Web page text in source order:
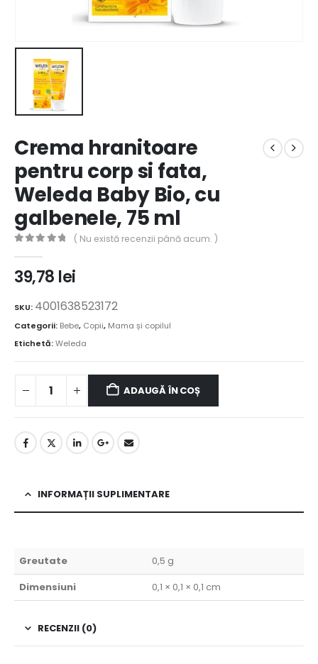
Crema hranitoare
pentru corp si fata,
Weleda Baby Bio, cu
galbenele, 75 ml
( Nu există recenzii până acum. )
39,78 lei
SKU: 4001638523172
Categorii: Bebe, Copii, Mama și copilul
Etichetă:Weleda
ADAUGĂ ÎN COȘ
INFORMAȚII SUPLIMENTARE
Greutate
0,5 g
Dimensiuni
0,1 × 0,1 × 0,1 cm
RECENZII (0)